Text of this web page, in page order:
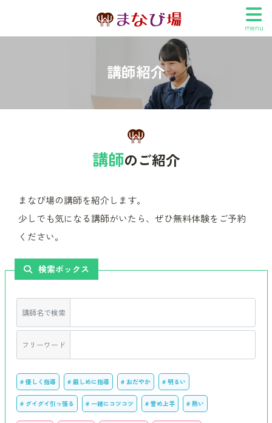
menu
講師紹介
講師のご紹介
まなび場の講師を紹介します。
少しでも気になる講師がいたら、ぜひ無料体験をご予約
ください。
検索ボックス
講師名で検索
フリーワード
# 優しく指導 # 厳しめに指導 # おだやか # 明るい
# グイグイ引っ張る # 一緒にコツコツ # 誉め上手 # 熱い